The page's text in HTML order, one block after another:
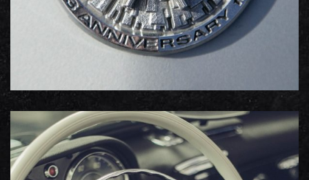
Corvette
Portfolio photos